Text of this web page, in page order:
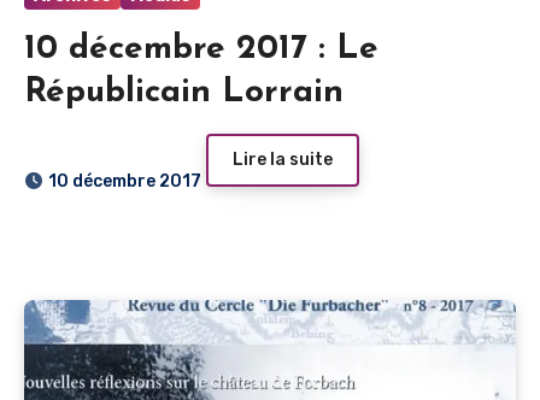
10 décembre 2017 : Le
Républicain Lorrain
10 décembre 2017
Lire la suite